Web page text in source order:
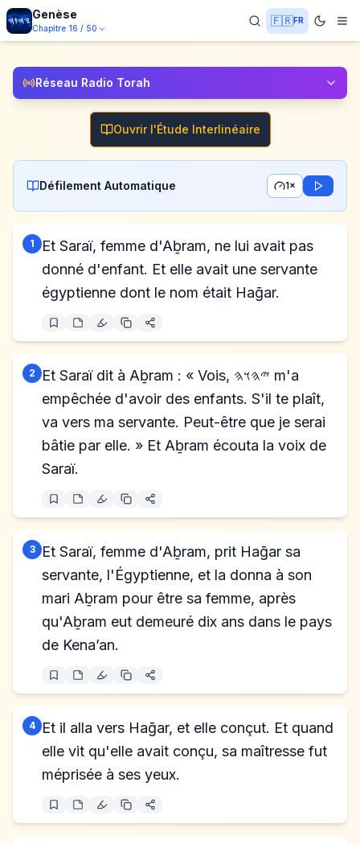
Genèse
Chapitre 16 / 50
🇫🇷FR
Réseau Radio Torah
Ouvrir l'Étude Interlinéaire
Défilement Automatique 1×
1
Et Saraï, femme d'Aḇram, ne lui avait pas
donné d'enfant. Et elle avait une servante
égyptienne dont le nom était Haḡar.
2
Et Saraï dit à Aḇram : « Vois, 𐤉𐤄𐤅𐤄 m'a
empêchée d'avoir des enfants. S'il te plaît,
va vers ma servante. Peut-être que je serai
bâtie par elle. » Et Aḇram écouta la voix de
Saraï.
3
Et Saraï, femme d'Aḇram, prit Haḡar sa
servante, l'Égyptienne, et la donna à son
mari Aḇram pour être sa femme, après
qu'Aḇram eut demeuré dix ans dans le pays
de Kena’an.
4
Et il alla vers Haḡar, et elle conçut. Et quand
elle vit qu'elle avait conçu, sa maîtresse fut
méprisée à ses yeux.